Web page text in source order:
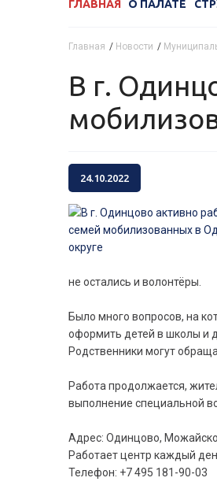
ГЛАВНАЯ О ПАЛАТЕ
Главная / Новости /
В г. Одинцово активно работает Центр поддержки семей
24.10.2022
не остались и волонтёры.
Было много вопросов, на
оформить детей в школы и
Родственники могут
Работа продолжается,
выполнение специальной
Адрес: Одинцово,
Работает центр каждый
Телефон: +7 495 181-90-03